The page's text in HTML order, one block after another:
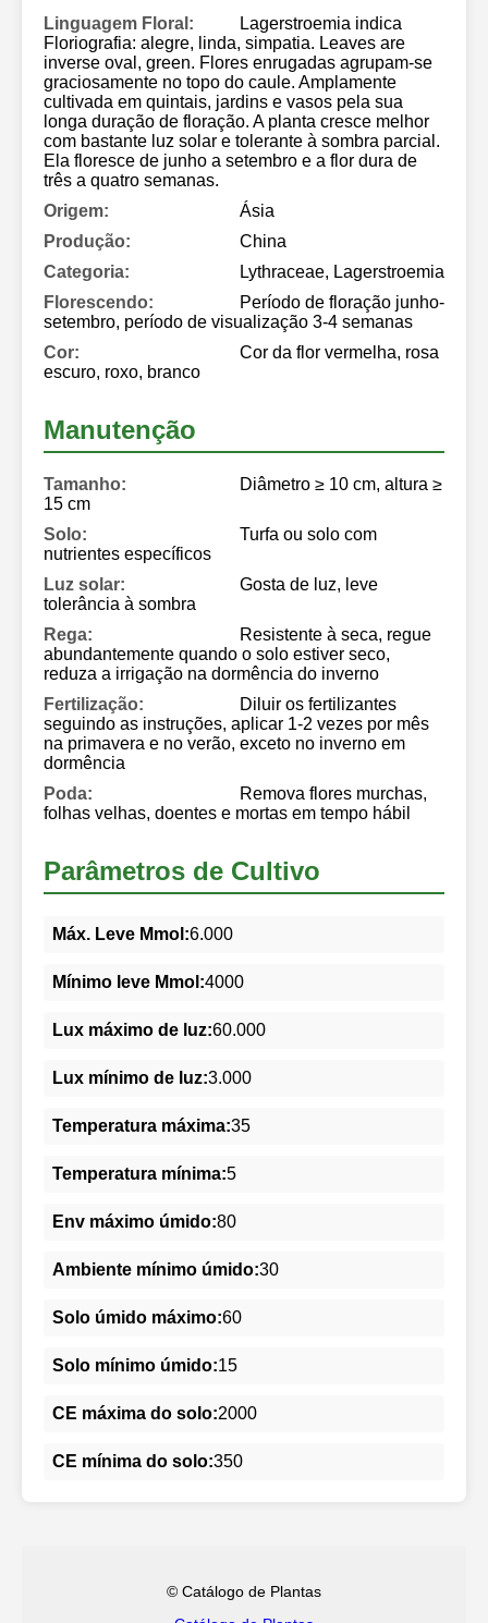
Linguagem Floral:
Lagerstroemia indica
Floriografia: alegre, linda, simpatia. Leaves are
inverse oval, green. Flores enrugadas agrupam-se
graciosamente no topo do caule. Amplamente
cultivada em quintais, jardins e vasos pela sua
longa duração de floração. A planta cresce melhor
com bastante luz solar e tolerante à sombra parcial.
Ela floresce de junho a setembro e a flor dura de
três a quatro semanas.
Origem:
Ásia
Produção:
China
Categoria:
Lythraceae, Lagerstroemia
Florescendo:
Período de floração junho-
setembro, período de visualização 3-4 semanas
Cor:
Cor da flor vermelha, rosa
escuro, roxo, branco
Manutenção
Tamanho:
Diâmetro ≥ 10 cm, altura ≥
15 cm
Solo:
Turfa ou solo com
nutrientes específicos
Luz solar:
Gosta de luz, leve
tolerância à sombra
Rega:
Resistente à seca, regue
abundantemente quando o solo estiver seco,
reduza a irrigação na dormência do inverno
Fertilização:
Diluir os fertilizantes
seguindo as instruções, aplicar 1-2 vezes por mês
na primavera e no verão, exceto no inverno em
dormência
Poda:
Remova flores murchas,
folhas velhas, doentes e mortas em tempo hábil
Parâmetros de Cultivo
Máx. Leve Mmol:6.000
Mínimo leve Mmol:4000
Lux máximo de luz:60.000
Lux mínimo de luz:3.000
Temperatura máxima:35
Temperatura mínima:5
Env máximo úmido:80
Ambiente mínimo úmido:30
Solo úmido máximo:60
Solo mínimo úmido:15
CE máxima do solo:2000
CE mínima do solo:350
© Catálogo de Plantas